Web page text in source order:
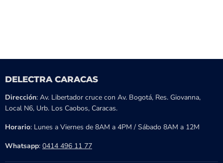
DELECTRA CARACAS
Dirección: Av. Libertador cruce con Av. Bogotá, Res. Giovanna,
Local N6, Urb. Los Caobos, Caracas.
Horario: Lunes a Viernes de 8AM a 4PM / Sábado 8AM a 12M
Whatsapp: 0414 496 11 77